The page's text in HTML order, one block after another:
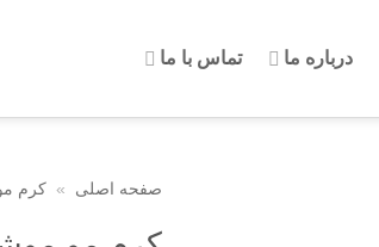
درباره ما تماس با ما
صفحه اصلی » کرم